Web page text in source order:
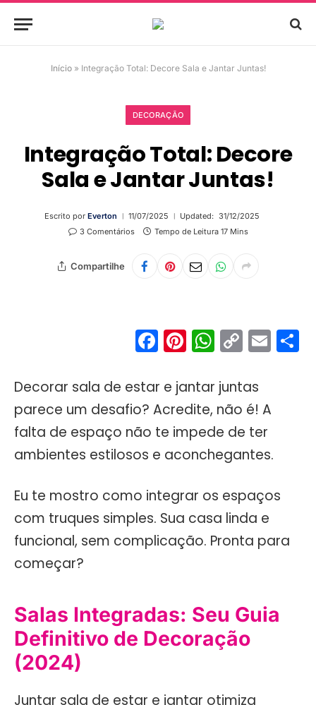
Início» Integração Total: Decore Sala e Jantar Juntas!
DECORAÇÃO
Integração Total: Decore
Sala e Jantar Juntas!
Escrito por Everton 11/07/2025 Updated: 31/12/2025
3 Comentários
Tempo de Leitura 17 Mins
Compartilhe
Facebook
Pinterest
Copy
Link
Decorar sala de estar e jantar juntas
parece um desafio? Acredite, não é! A
falta de espaço não te impede de ter
ambientes estilosos e aconchegantes.
Eu te mostro como integrar os espaços
com truques simples. Sua casa linda e
funcional, sem complicação. Pronta para
começar?
Salas Integradas: Seu Guia
Definitivo de Decoração
(2024)
Juntar sala de estar e jantar otimiza